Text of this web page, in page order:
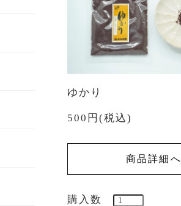
ゆかり
500円(税込)
商品詳細へ
購入数